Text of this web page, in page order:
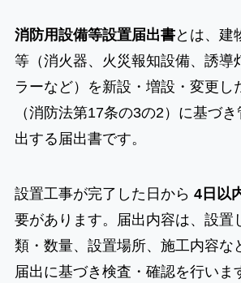
消防用設備等設置届出書とは、建
等（消火器、火災報知設備、誘導
ラーなど）を新設・増設・変更し
（消防法第17条の3の2）に基づ
出する届出書です。
設置工事が完了した日から 4日以
要があります。届出内容は、設置
類・数量、設置場所、施工内容な
届出に基づき検査・確認を行いま